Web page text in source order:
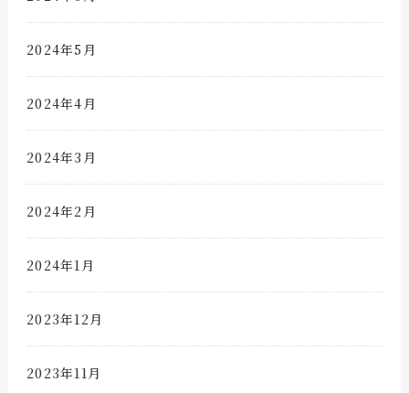
2024年5月
2024年4月
2024年3月
2024年2月
2024年1月
2023年12月
2023年11月